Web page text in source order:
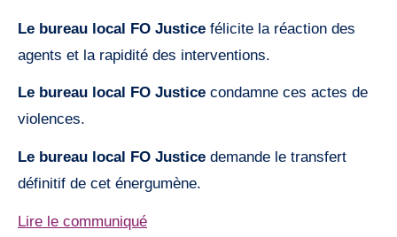
Le bureau local FO Justice félicite la réaction des
agents et la rapidité des interventions.
Le bureau local FO Justice condamne ces actes de
violences.
Le bureau local FO Justice demande le transfert
définitif de cet énergumène.
Lire le communiqué